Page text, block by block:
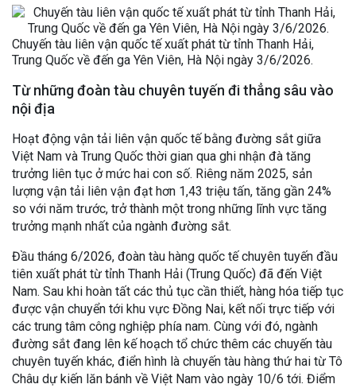
Chuyến tàu liên vận quốc tế xuất phát từ tỉnh Thanh Hải,
Trung Quốc về đến ga Yên Viên, Hà Nội ngày 3/6/2026.
Từ những đoàn tàu chuyên tuyến đi thẳng sâu vào
nội địa
Hoạt động vận tải liên vận quốc tế bằng đường sắt giữa
Việt Nam và Trung Quốc thời gian qua ghi nhận đà tăng
trưởng liên tục ở mức hai con số. Riêng năm 2025, sản
lượng vận tải liên vận đạt hơn 1,43 triệu tấn, tăng gần 24%
so với năm trước, trở thành một trong những lĩnh vực tăng
trưởng mạnh nhất của ngành đường sắt.
Đầu tháng 6/2026, đoàn tàu hàng quốc tế chuyên tuyến đầu
tiên xuất phát từ tỉnh Thanh Hải (Trung Quốc) đã đến Việt
Nam. Sau khi hoàn tất các thủ tục cần thiết, hàng hóa tiếp tục
được vận chuyển tới khu vực Đồng Nai, kết nối trực tiếp với
các trung tâm công nghiệp phía nam. Cùng với đó, ngành
đường sắt đang lên kế hoạch tổ chức thêm các chuyến tàu
chuyên tuyến khác, điển hình là chuyến tàu hàng thứ hai từ Tô
Châu dự kiến lăn bánh về Việt Nam vào ngày 10/6 tới. Điểm